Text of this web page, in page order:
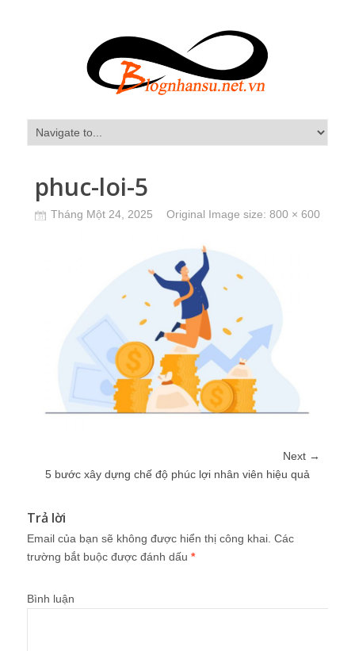
phuc-loi-5
Tháng Một 24, 2025 Original Image size: 800 × 600
Next →
5 bước xây dựng chế độ phúc lợi nhân viên hiệu quả
Trả lời
Email của bạn sẽ không được hiển thị công khai. Các
trường bắt buộc được đánh dấu *
Bình luận